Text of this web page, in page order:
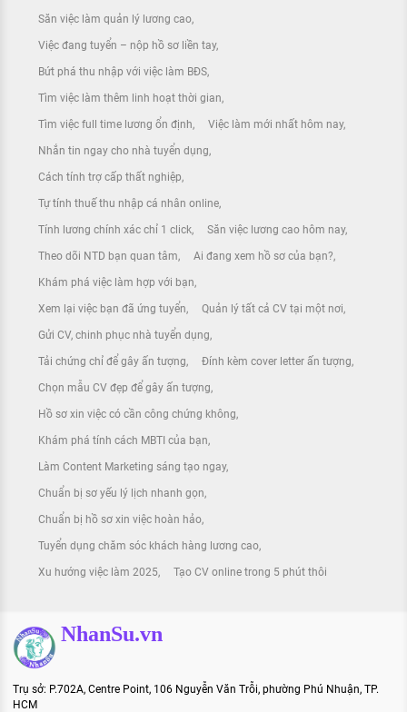
Săn việc làm quản lý lương cao
Việc đang tuyển – nộp hồ sơ liền tay
Bứt phá thu nhập với việc làm BĐS
Tìm việc làm thêm linh hoạt thời gian
Tìm việc full time lương ổn định Việc làm mới nhất hôm nay
Nhắn tin ngay cho nhà tuyển dụng
Cách tính trợ cấp thất nghiệp
Tự tính thuế thu nhập cá nhân online
Tính lương chính xác chỉ 1 click Săn việc lương cao hôm nay
Theo dõi NTD bạn quan tâm Ai đang xem hồ sơ của bạn?
Khám phá việc làm hợp với bạn
Xem lại việc bạn đã ứng tuyển Quản lý tất cả CV tại một nơi
Gửi CV, chinh phục nhà tuyển dụng
Tải chứng chỉ để gây ấn tượng Đính kèm cover letter ấn tượng
Chọn mẫu CV đẹp để gây ấn tượng
Hồ sơ xin việc có cần công chứng không
Khám phá tính cách MBTI của bạn
Làm Content Marketing sáng tạo ngay
Chuẩn bị sơ yếu lý lịch nhanh gọn
Chuẩn bị hồ sơ xin việc hoàn hảo
Tuyển dụng chăm sóc khách hàng lương cao
Xu hướng việc làm 2025 Tạo CV online trong 5 phút thôi
NhanSu.vn
Trụ sở: P.702A, Centre Point, 106 Nguyễn Văn Trỗi, phường Phú Nhuận, TP.
HCM